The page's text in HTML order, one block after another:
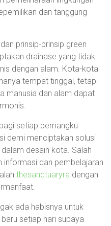
dan tanggung
prinsip-prinsip green
drainase yang tidak
dengan alam. Kota-kota
tempat tinggal, tetapi
manusia dan alam dapat
setiap pemangku
demi menciptakan solusi
desain kota. Salah
dan pembelajaran
thesanctuaryra dengan
ada habisnya untuk
setiap hari supaya